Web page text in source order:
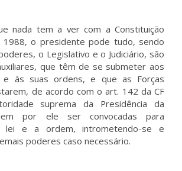
nada tem a ver com a Constituição
1988, o presidente pode tudo, sendo
o Legislativo e o Judiciário, são
que têm de se submeter aos
e às suas ordens, e que as Forças
de acordo com o art. 142 da CF
suprema da Presidência da
por ele ser convocadas para
lei e a ordem, intrometendo-se e
poderes caso necessário.